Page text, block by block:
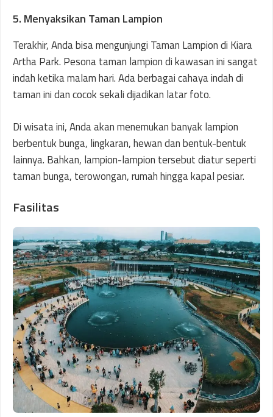
5. Menyaksikan Taman Lampion
Terakhir, Anda bisa mengunjungi Taman Lampion di Kiara
Artha Park. Pesona taman lampion di kawasan ini sangat
indah ketika malam hari. Ada berbagai cahaya indah di
taman ini dan cocok sekali dijadikan latar foto.
Di wisata ini, Anda akan menemukan banyak lampion
berbentuk bunga, lingkaran, hewan dan bentuk-bentuk
lainnya. Bahkan, lampion-lampion tersebut diatur seperti
taman bunga, terowongan, rumah hingga kapal pesiar.
Fasilitas